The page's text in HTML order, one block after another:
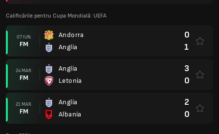
Calificările pentru Cupa Mondială: UEFA
07 IUN.
FM
Andorra
Anglia
0
1
24 MAR.
FM
Anglia
Letonia
3
0
21 MAR.
FM
Anglia
Albania
2
0